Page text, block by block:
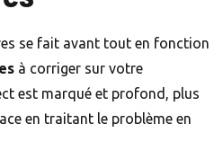
se fait avant tout en fonction
à corriger sur votre
est marqué et profond, plus
en traitant le problème en